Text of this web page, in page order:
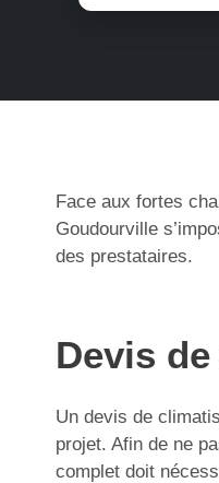
Face aux fortes
Goudourville
des prestataires.
Devis
Un devis de
projet. Afin de ne
complet doit